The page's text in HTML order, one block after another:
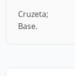
Cruzeta;
Base.